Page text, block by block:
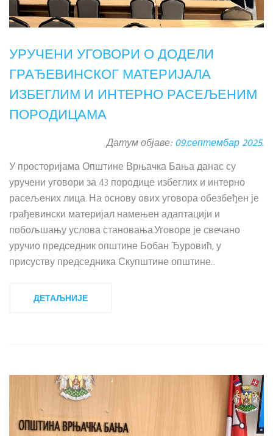
УРУЧЕНИ УГОВОРИ О ДОДЕЛИ
ГРАЂЕВИНСКОГ МАТЕРИЈАЛА
ИЗБЕГЛИМ И ИНТЕРНО РАСЕЉЕНИМ
ПОРОДИЦАМА
Датум објаве:09.септембар 2025.
У просторијама Општине Врњачка Бања данас су
уручени уговори за 43 породице избеглих и интерно
расељених лица. На основу ових уговора обезбеђен је
грађевински материјал намењен адаптацији и
побољшању услова становања.Уговоре је свечано
уручио председник општине Бобан Ђуровић, у
присуству председника Скупштине општине...
ДЕТАЉНИЈЕ